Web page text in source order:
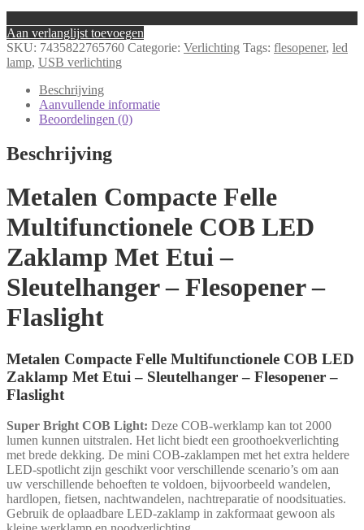
Aan verlanglijst toevoegen
SKU: 7435822765760 Categorie: Verlichting Tags: flesopener, led
lamp, USB verlichting
Beschrijving
Aanvullende informatie
Beoordelingen (0)
Beschrijving
Metalen Compacte Felle
Multifunctionele COB LED
Zaklamp Met Etui –
Sleutelhanger – Flesopener –
Flaslight
Metalen Compacte Felle Multifunctionele COB LED
Zaklamp Met Etui – Sleutelhanger – Flesopener –
Flaslight
Super Bright COB Light: Deze COB-werklamp kan tot 2000
lumen kunnen uitstralen. Het licht biedt een groothoekverlichting
met brede dekking. De mini COB-zaklampen met het extra heldere
LED-spotlicht zijn geschikt voor verschillende scenario’s om aan
uw verschillende behoeften te voldoen, bijvoorbeeld wandelen,
hardlopen, fietsen, nachtwandelen, nachtreparatie of noodsituaties.
Gebruik de oplaadbare LED-zaklamp in zakformaat gewoon als